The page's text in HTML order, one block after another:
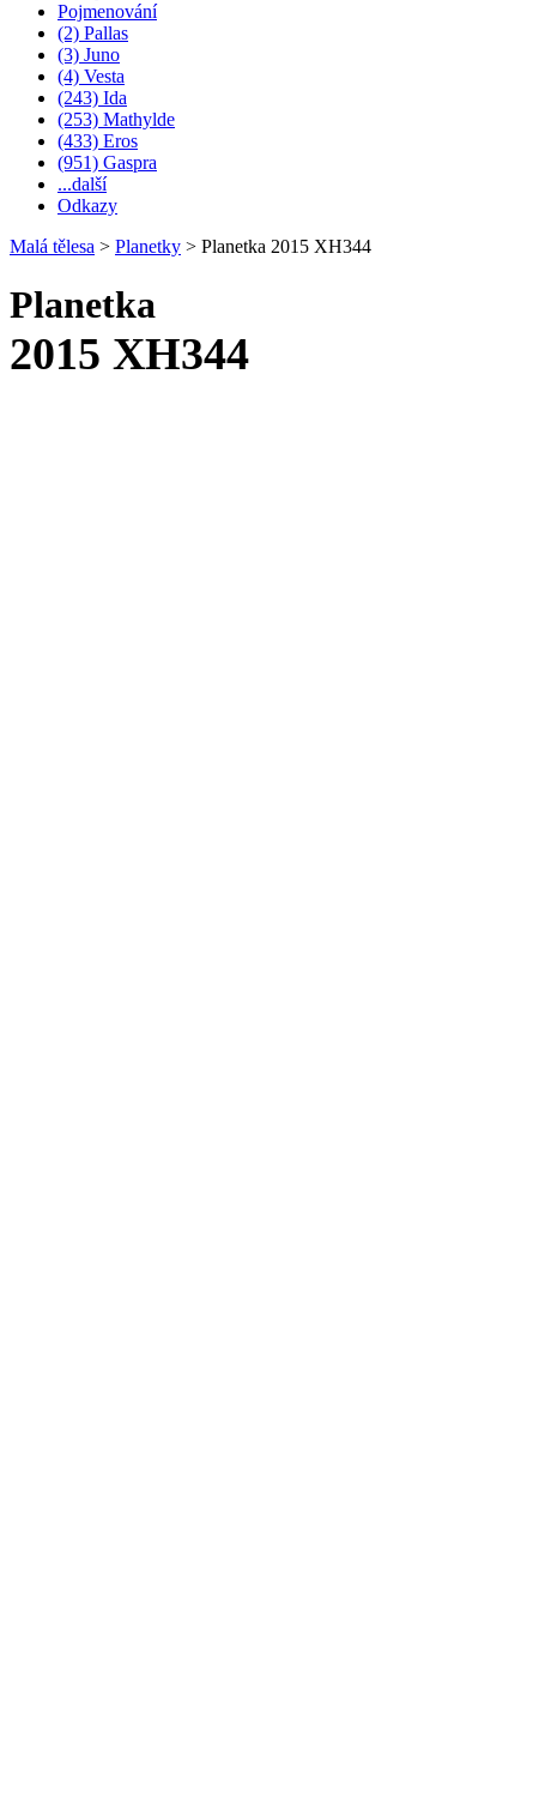
Pojmenování
(2) Pallas
(3) Juno
(4) Vesta
(243) Ida
(253) Mathylde
(433) Eros
(951) Gaspra
...další
Odkazy
Malá tělesa > Planetky > Planetka 2015 XH344
Planetka
2015 XH344